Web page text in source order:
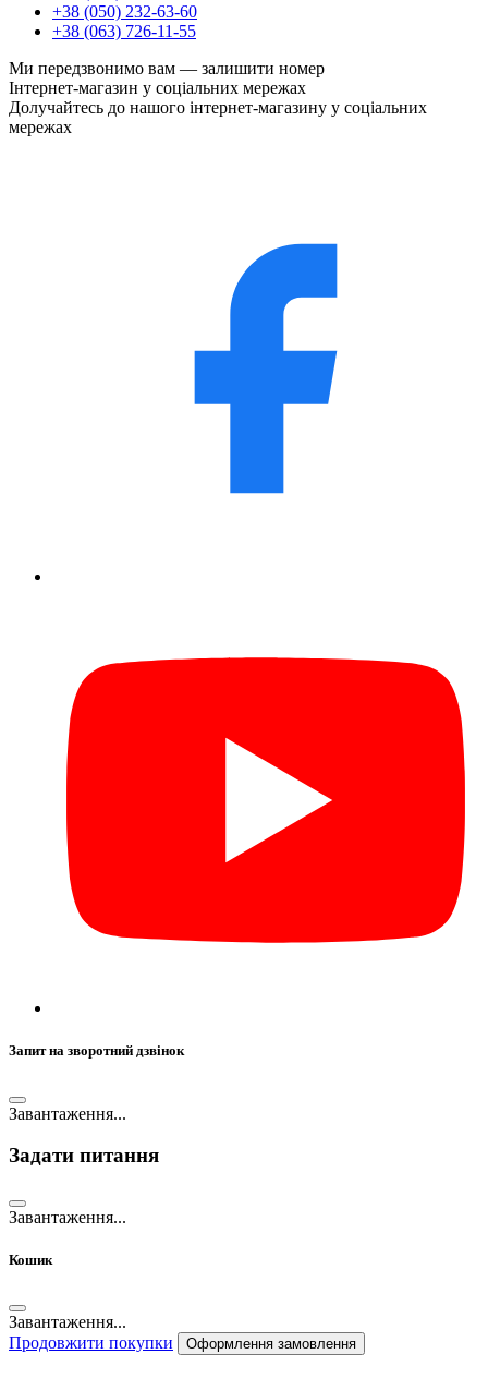
+38 (050) 232-63-60
+38 (063) 726-11-55
Ми передзвонимо вам — залишити номер
Інтернет-магазин у соціальних мережах
Долучайтесь до нашого інтернет-магазину у соціальних
мережах
Запит на зворотний дзвінок
Завантаження...
Задати питання
Завантаження...
Кошик
Завантаження...
Продовжити покупки
Оформлення замовлення